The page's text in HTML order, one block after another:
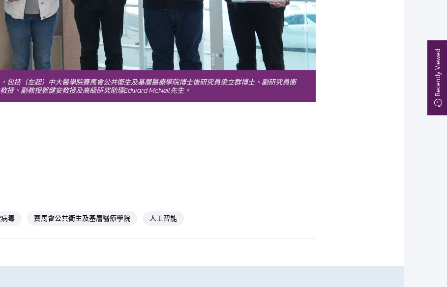
Recently Viewed
包括（左起）中大醫學院賽馬會公共衞生及基層醫療學院博士後研究員梁立群博士、副研究員衛
授、副教授郭健安教授及高級研究助理Edward McNeil先生。
毒 賽馬會公共衛生及基層醫療學院 人工智能